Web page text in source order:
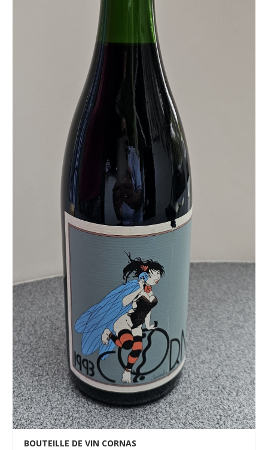
BOUTEILLE DE VIN CORNAS